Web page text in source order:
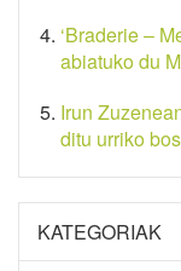
‘Braderie –
abiatuko du
Irun
ditu urriko
KATEGORIAK